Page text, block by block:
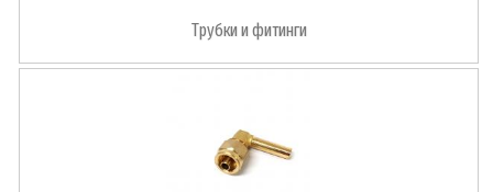
Трубки и фитинги